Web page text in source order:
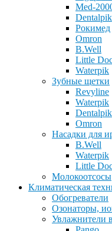
Med-
Dentalpik
Рокимед
Omron
B.Well
Little
Waterpik
Зубные щетки
Revyline
Waterpik
Dentalpik
Omron
Насадки для
B.Well
Waterpik
Little
Молокоотсосы
Климатическая
Обогреватели
Озонаторы,
Увлажнители